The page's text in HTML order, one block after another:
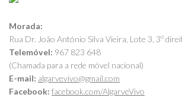
Morada:
Rua Dr. João António Silva Vieira, Lote 3, 3º
Telemóvel: 967 823 648
(Chamada para a rede móvel nacional)
E-mail: algarvevivo@gmail.com
Facebook: facebook.com/AlgarveVivo